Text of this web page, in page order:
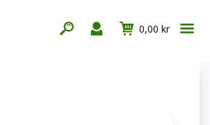
0,00 kr